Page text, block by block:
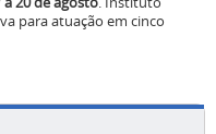
para atuação em cinco